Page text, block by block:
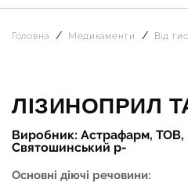
Головна Медикаменти Від
ЛІЗИНОПРИЛ
Виробник: Астрафарм,
Святошинський р-
Основні діючі речовини: